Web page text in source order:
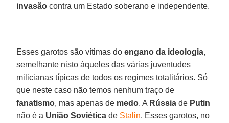
invasão contra um Estado soberano e independente.
Esses garotos são vítimas doengano da ideologia,
semelhante nisto àqueles das várias juventudes
milicianas típicas de todos os regimes totalitários. Só
que neste caso não temos nenhum traço de
fanatismo, mas apenas de medo. A Rússia de Putin
não é a União Soviética de Stalin. Esses garotos, no